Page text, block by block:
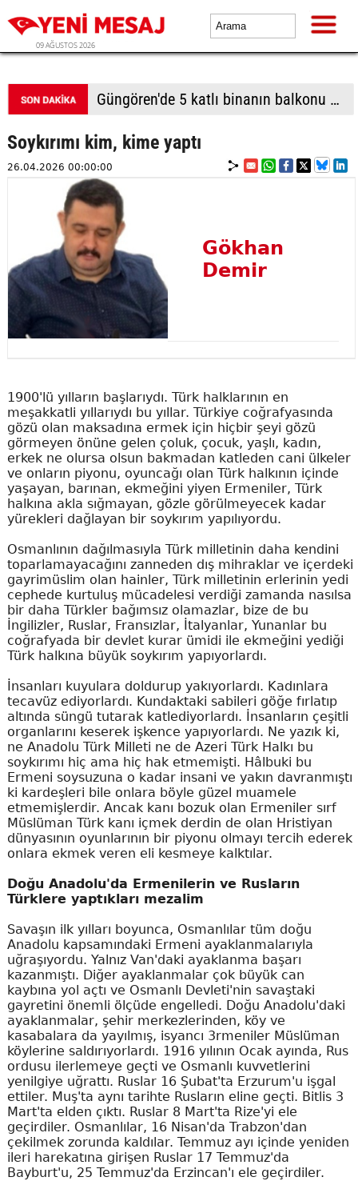
09 AĞUSTOS 2026
Güngören'de 5 katlı binanın balkonu çöktü
Soykırımı kim, kime yaptı
26.04.2026 00:00:00
Gökhan
Demir
1900'lü yılların başlarıydı. Türk halklarının en
meşakkatli yıllarıydı bu yıllar. Türkiye coğrafyasında
gözü olan maksadına ermek için hiçbir şeyi gözü
görmeyen önüne gelen çoluk, çocuk, yaşlı, kadın,
erkek ne olursa olsun bakmadan katleden cani ülkeler
ve onların piyonu, oyuncağı olan Türk halkının içinde
yaşayan, barınan, ekmeğini yiyen Ermeniler, Türk
halkına akla sığmayan, gözle görülmeyecek kadar
yürekleri dağlayan bir soykırım yapılıyordu.
Osmanlının dağılmasıyla Türk milletinin daha kendini
toparlamayacağını zanneden dış mihraklar ve içerdeki
gayrimüslim olan hainler, Türk milletinin erlerinin yedi
cephede kurtuluş mücadelesi verdiği zamanda nasılsa
bir daha Türkler bağımsız olamazlar, bize de bu
İngilizler, Ruslar, Fransızlar, İtalyanlar, Yunanlar bu
coğrafyada bir devlet kurar ümidi ile ekmeğini yediği
Türk halkına büyük soykırım yapıyorlardı.
İnsanları kuyulara doldurup yakıyorlardı. Kadınlara
tecavüz ediyorlardı. Kundaktaki sabileri göğe fırlatıp
altında süngü tutarak katlediyorlardı. İnsanların çeşitli
organlarını keserek işkence yapıyorlardı. Ne yazık ki,
ne Anadolu Türk Milleti ne de Azeri Türk Halkı bu
soykırımı hiç ama hiç hak etmemişti. Hâlbuki bu
Ermeni soysuzuna o kadar insani ve yakın davranmıştı
ki kardeşleri bile onlara böyle güzel muamele
etmemişlerdir. Ancak kanı bozuk olan Ermeniler sırf
Müslüman Türk kanı içmek derdin de olan Hristiyan
dünyasının oyunlarının bir piyonu olmayı tercih ederek
onlara ekmek veren eli kesmeye kalktılar.
Doğu Anadolu'da Ermenilerin ve Rusların
Türklere yaptıkları mezalim
Savaşın ilk yılları boyunca, Osmanlılar tüm doğu
Anadolu kapsamındaki Ermeni ayaklanmalarıyla
uğraşıyordu. Yalnız Van'daki ayaklanma başarı
kazanmıştı. Diğer ayaklanmalar çok büyük can
kaybına yol açtı ve Osmanlı Devleti'nin savaştaki
gayretini önemli ölçüde engelledi. Doğu Anadolu'daki
ayaklanmalar, şehir merkezlerinden, köy ve
kasabalara da yayılmış, isyancı 3rmeniler Müslüman
köylerine saldırıyorlardı. 1916 yılının Ocak ayında, Rus
ordusu ilerlemeye geçti ve Osmanlı kuvvetlerini
yenilgiye uğrattı. Ruslar 16 Şubat'ta Erzurum'u işgal
ettiler. Muş'ta aynı tarihte Rusların eline geçti. Bitlis 3
Mart'ta elden çıktı. Ruslar 8 Mart'ta Rize'yi ele
geçirdiler. Osmanlılar, 16 Nisan'da Trabzon'dan
çekilmek zorunda kaldılar. Temmuz ayı içinde yeniden
ileri harekatına girişen Ruslar 17 Temmuz'da
Bayburt'u, 25 Temmuz'da Erzincan'ı ele geçirdiler.